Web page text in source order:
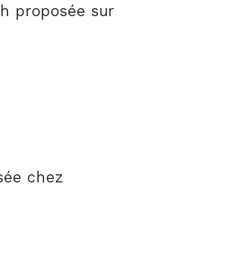
proposée sur
chez